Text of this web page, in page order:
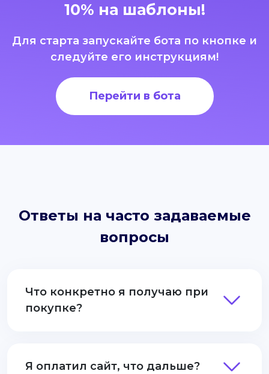
10% на шаблоны!
Для старта запускайте бота по кнопке и
следуйте его инструкциям!
Перейти в бота
Ответы на часто задаваемые
вопросы
Что конкретно я получаю при
покупке?
Я оплатил сайт, что дальше?